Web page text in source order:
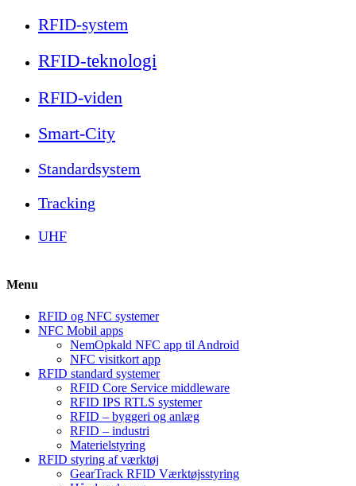
RFID-system
RFID-teknologi
RFID-viden
Smart-City
Standardsystem
Tracking
UHF
Menu
RFID og NFC systemer
NFC Mobil apps
NemOpkald NFC app til Android
NFC visitkort app
RFID standard systemer
RFID Core Service middleware
RFID IPS RTLS systemer
RFID – byggeri og anlæg
RFID – industri
Materielstyring
RFID styring af værktøj
GearTrack RFID Værktøjsstyring